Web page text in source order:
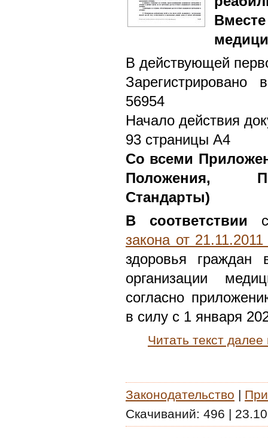
В действующей
56954
Начало действия
93 страницы А4
Со всеми
Положения,
Стандарты)
В соответствии
закона от
здоровья граждан
организации
согласно
в силу с 1 января
Читать текст
Законодательство |
Скачиваний: 496 |